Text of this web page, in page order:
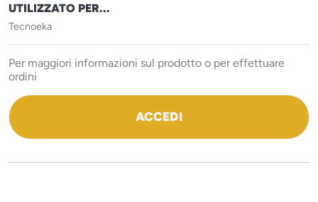
UTILIZZATO PER...
Tecnoeka
Per maggiori informazioni sul prodotto o per effettuare
ordini
ACCEDI